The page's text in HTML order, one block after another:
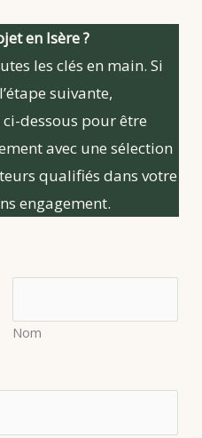
en Isère ?
les clés en main. Si
suivante,
dessous pour être
avec une sélection
qualifiés dans votre
engagement.
Nom